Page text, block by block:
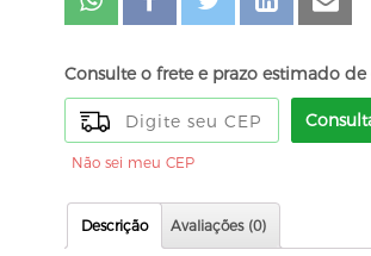
Consulte o frete e prazo estimado de
Não sei meu CEP
Descrição Avaliações (0)